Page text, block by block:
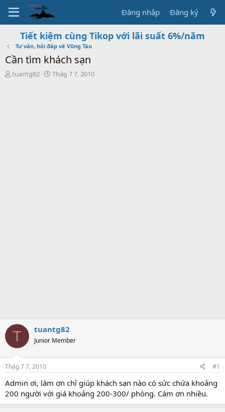
Đăng nhập Đăng ký
Tiết kiệm cùng Tikop với lãi suất 6%/năm
Tư vấn, hỏi đáp về Vũng Tàu
Cần tìm khách sạn
T
tuantg82
S
Thág 7 7, 2010
T tuantg82
Junior Member
Thág 7 7, 2010 #1
Admin ơi, làm ơn chỉ giúp khách sạn nào có sức chứa khoảng
200 người với giá khoảng 200-300/ phòng. Cám ơn nhiều.